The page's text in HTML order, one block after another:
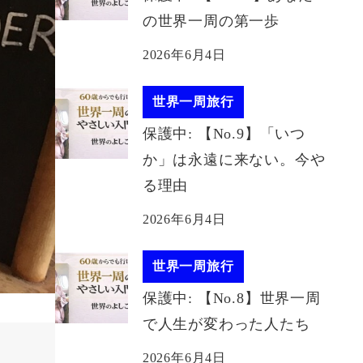
の世界一周の第一歩
2026年6月4日
世界一周旅行
保護中: 【No.9】「いつ
か」は永遠に来ない。今や
る理由
2026年6月4日
世界一周旅行
保護中: 【No.8】世界一周
で人生が変わった人たち
2026年6月4日